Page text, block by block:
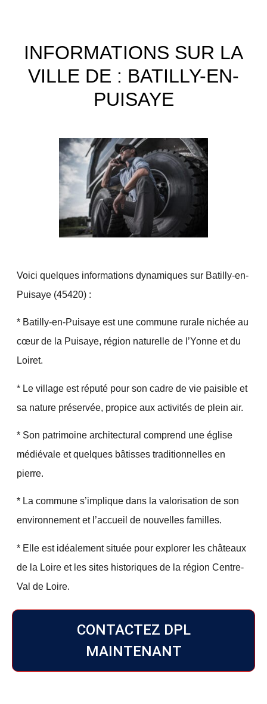
INFORMATIONS SUR LA
VILLE DE : BATILLY-EN-
PUISAYE
Voici quelques informations dynamiques sur Batilly-en-
Puisaye (45420) :
* Batilly-en-Puisaye est une commune rurale nichée au
cœur de la Puisaye, région naturelle de l’Yonne et du
Loiret.
* Le village est réputé pour son cadre de vie paisible et
sa nature préservée, propice aux activités de plein air.
* Son patrimoine architectural comprend une église
médiévale et quelques bâtisses traditionnelles en
pierre.
* La commune s’implique dans la valorisation de son
environnement et l’accueil de nouvelles familles.
* Elle est idéalement située pour explorer les châteaux
de la Loire et les sites historiques de la région Centre-
Val de Loire.
CONTACTEZ DPL
MAINTENANT